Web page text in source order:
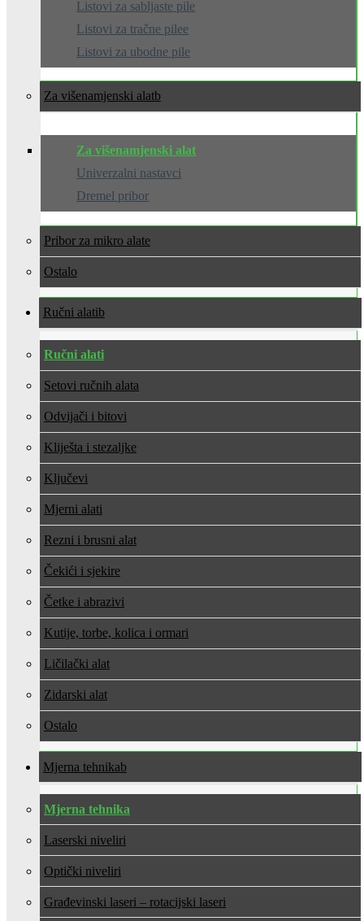
Listovi za sabljaste pile
Listovi za tračne pilee
Listovi za ubodne pile
Za višenamjenski alat
Za višenamjenski alat
Univerzalni nastavci
Dremel pribor
Pribor za mikro alate
Ostalo
Ručni alati
Ručni alati
Setovi ručnih alata
Odvijači i bitovi
Kliješta i stezaljke
Ključevi
Mjerni alati
Rezni i brusni alat
Čekići i sjekire
Četke i abrazivi
Kutije, torbe, kolica i ormari
Ličilački alat
Zidarski alat
Ostalo
Mjerna tehnika
Mjerna tehnika
Laserski niveliri
Optički niveliri
Građevinski laseri – rotacijski laseri